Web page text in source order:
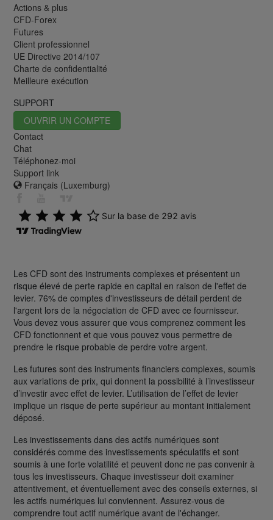
Actions & plus
CFD-Forex
Futures
Client professionnel
UE Directive 2014/107
Charte de confidentialité
Meilleure exécution
SUPPORT
OUVRIR UN COMPTE
Contact
Chat
Téléphonez-moi
Support link
Français (Luxemburg)
Les CFD sont des instruments complexes et présentent un
risque élevé de perte rapide en capital en raison de l'effet de
levier. 76% de comptes d'investisseurs de détail perdent de
l'argent lors de la négociation de CFD avec ce fournisseur.
Vous devez vous assurer que vous comprenez comment les
CFD fonctionnent et que vous pouvez vous permettre de
prendre le risque probable de perdre votre argent.
Les futures sont des instruments financiers complexes, soumis
aux variations de prix, qui donnent la possibilité à l’investisseur
d’investir avec effet de levier. L’utilisation de l’effet de levier
implique un risque de perte supérieur au montant initialement
déposé.
Les investissements dans des actifs numériques sont
considérés comme des investissements spéculatifs et sont
soumis à une forte volatilité et peuvent donc ne pas convenir à
tous les investisseurs. Chaque investisseur doit examiner
attentivement, et éventuellement avec des conseils externes, si
les actifs numériques lui conviennent. Assurez-vous de
comprendre tout actif numérique avant de l'échanger.